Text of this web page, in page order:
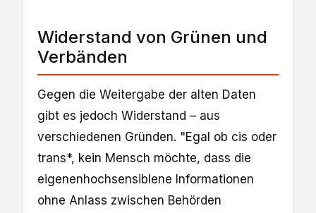
Widerstand von Grünen und
Verbänden
Gegen die Weitergabe der alten Daten
gibt es jedoch Widerstand – aus
verschiedenen Gründen. "Egal ob cis oder
trans*, kein Mensch möchte, dass die
eigenenhochsensiblene Informationen
ohne Anlass zwischen Behörden